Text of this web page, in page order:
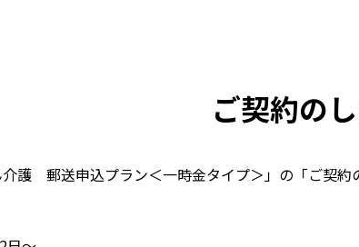
ご契約の
介護 郵送申込プラン＜一時金タイプ＞」の「ご契約